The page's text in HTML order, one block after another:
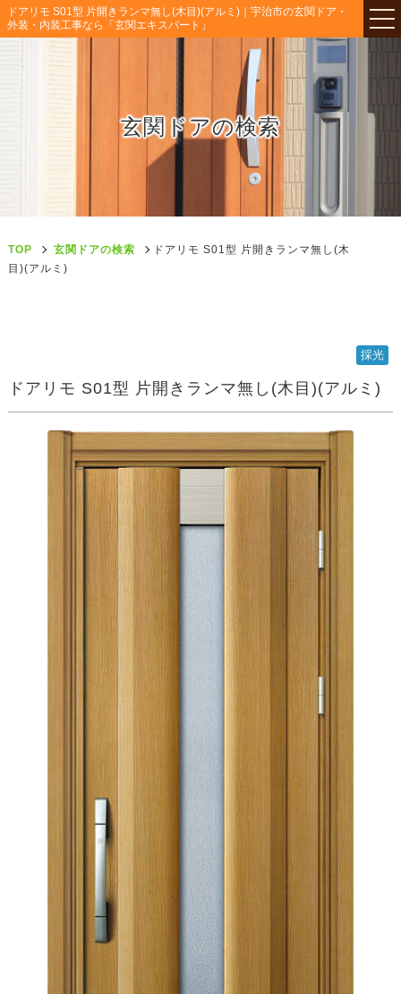
ドアリモ S01型 片開きランマ無し(木目)(アルミ)｜宇治市の玄関ドア・
外装・内装工事なら「玄関エキスパート」
玄関ドアの検索
TOP 玄関ドアの検索
ドアリモ S01型 片開きランマ無し(木
目)(アルミ)
採光
ドアリモ S01型 片開きランマ無し(木目)(アルミ)